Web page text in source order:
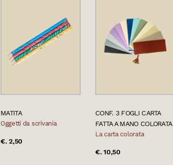
MATITA
Oggetti da scrivania
€. 2,50
CONF. 3 FOGLI CARTA
FATTA A MANO COLORATA
La carta colorata
€. 10,50